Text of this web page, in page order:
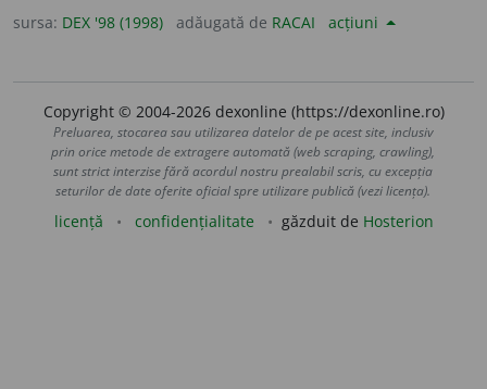
sursa: DEX '98 (1998) adăugată de RACAI acțiuni
Copyright © 2004-2026 dexonline (https://dexonline.ro)
Preluarea, stocarea sau utilizarea datelor de pe acest site, inclusiv
prin orice metode de extragere automată (web scraping, crawling),
sunt strict interzise fără acordul nostru prealabil scris, cu excepția
seturilor de date oferite oficial spre utilizare publică (vezi licența).
licență confidențialitate găzduit de Hosterion